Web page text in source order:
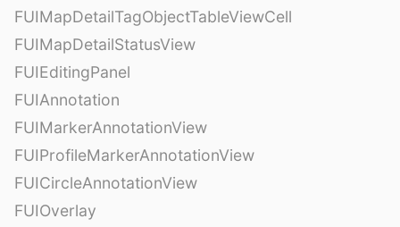
FUIMapDetailTagObjectTableViewCell
FUIMapDetailStatusView
FUIEditingPanel
FUIAnnotation
FUIMarkerAnnotationView
FUIProfileMarkerAnnotationView
FUICircleAnnotationView
FUIOverlay